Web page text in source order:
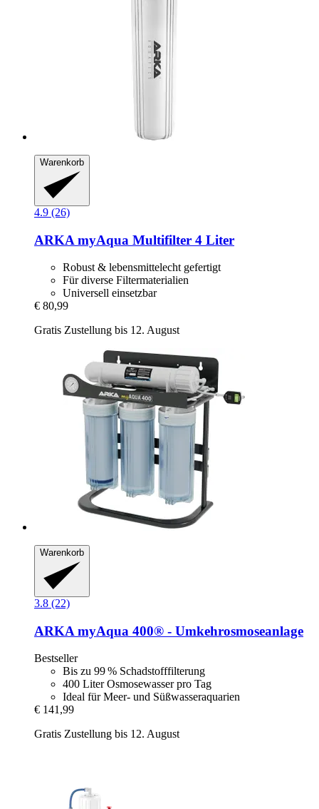
Warenkorb
4.9 (26)
ARKA myAqua Multifilter 4 Liter
Robust & lebensmittelecht gefertigt
Für diverse Filtermaterialien
Universell einsetzbar
€ 80,99
Gratis Zustellung bis 12. August
Warenkorb
3.8 (22)
ARKA myAqua 400® -​ Umkehrosmoseanlage
Bestseller
Bis zu 99 % Schadstofffilterung
400 Liter Osmosewasser pro Tag
Ideal für Meer- und Süßwasseraquarien
€ 141,99
Gratis Zustellung bis 12. August